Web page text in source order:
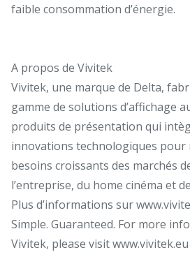
faible consommation d’énergie.
A propos de Vivitek
Vivitek, une marque de Delta,
gamme de solutions d’affichage
produits de présentation qui
innovations technologiques pour
besoins croissants des marchés
l’entreprise, du home cinéma et
Plus d’informations sur
Simple. Guaranteed. For more
Vivitek, please visit www.vivitek.eu